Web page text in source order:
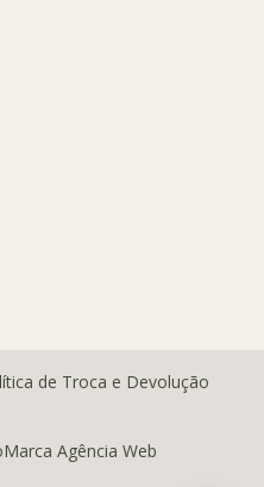
de Troca e Devolução
Agência Web